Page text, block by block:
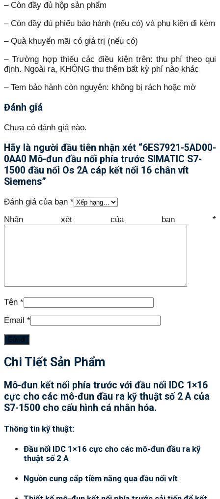
– Còn đầy đủ hộp sản phẩm
– Còn đầy đủ phiếu bảo hành (nếu có) và phụ kiện đi kèm
– Quà khuyến mãi có giá trị (nếu có)
– Trường hợp thiếu các điều kiện trên: thu phí theo qui
định. Ngoài ra, KHÔNG thu thêm bất kỳ phí nào khác
– Tem bảo hành còn nguyên: không bị rách hoặc mờ
Đánh giá
Chưa có đánh giá nào.
Hãy là người đầu tiên nhận xét “6ES7921-5AD00-
0AA0 Mô-đun đầu nối phía trước SIMATIC S7-
1500 đầu nối Os 2A cáp kết nối 16 chân vít
Siemens”
Đánh giá của bạn *
Nhận xét của bạn *
Tên *
Email *
Chi Tiết Sản Phẩm
Mô-đun kết nối phía trước với đầu nối IDC 1×16
cực cho các mô-đun đầu ra kỹ thuật số 2 A của
S7-1500 cho cấu hình cá nhân hóa.
Thông tin kỹ thuật:
Đầu nối IDC 1×16 cực cho các mô-đun đầu ra kỹ
thuật số 2 A
Nguồn cung cấp tiềm năng qua đầu nối vít